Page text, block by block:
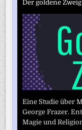
Der goldene Zweig
Eine Studie über
George Frazer.
Magie und